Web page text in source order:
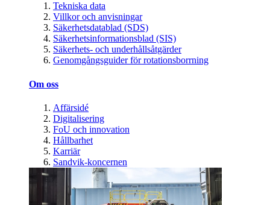
Tekniska data
Villkor och anvisningar
Säkerhetsdatablad (SDS)
Säkerhetsinformationsblad (SIS)
Säkerhets- och underhållsåtgärder
Genomgångsguider för rotationsborrning
Om oss
Affärsidé
Digitalisering
FoU och innovation
Hållbarhet
Karriär
Sandvik-koncernen